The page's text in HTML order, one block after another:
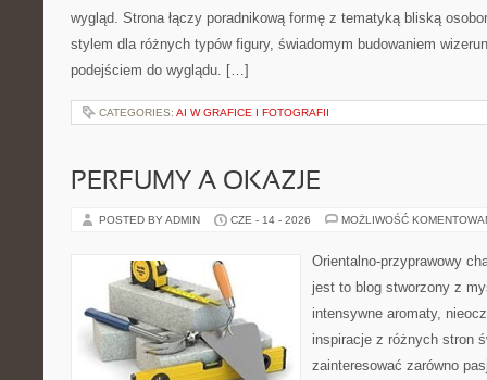
wygląd. Strona łączy poradnikową formę z tematyką bliską
stylem dla różnych typów figury, świadomym budowaniem
podejściem do wyglądu. […]
CATEGORIES: AI W GRAFICE I FOTOGRAFII
PERFUMY A OKAZJE
POSTED BY ADMIN CZE - 14 - 2026 MOŻLIWOŚĆ
Orientalno-przyprawowy
jest to blog stworzony z
intensywne aromaty,
inspiracje z różnych stron
zainteresować zarówno